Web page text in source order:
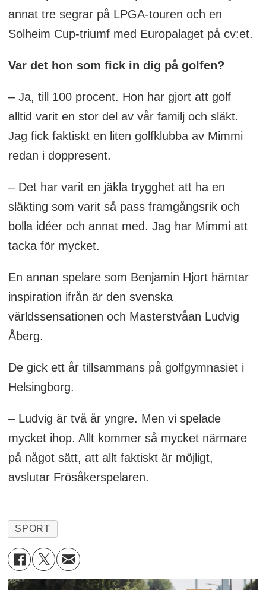
annat tre segrar på LPGA-touren och en
Solheim Cup-triumf med Europalaget på cv:et.
Var det hon som fick in dig på golfen?
– Ja, till 100 procent. Hon har gjort att golf
alltid varit en stor del av vår familj och släkt.
Jag fick faktiskt en liten golfklubba av Mimmi
redan i doppresent.
– Det har varit en jäkla trygghet att ha en
släkting som varit så pass framgångsrik och
bolla idéer och annat med. Jag har Mimmi att
tacka för mycket.
En annan spelare som Benjamin Hjort hämtar
inspiration ifrån är den svenska
världssensationen och Masterstvåan Ludvig
Åberg.
De gick ett år tillsammans på golfgymnasiet i
Helsingborg.
– Ludvig är två år yngre. Men vi spelade
mycket ihop. Allt kommer så mycket närmare
på något sätt, att allt faktiskt är möjligt,
avslutar Frösåkerspelaren.
SPORT